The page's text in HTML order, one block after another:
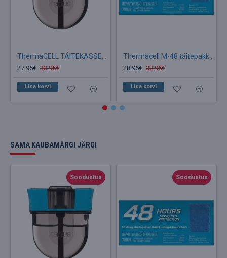
27.95€ 33.95€
Lisa korvi
28.96€ 32.95€
Lisa korvi
SAMA KAUBAMÄRGI JÄRGI
Soodustus Soodustus